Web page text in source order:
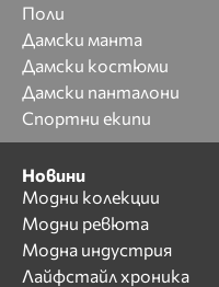
Поли
Дамски манта
Дамски костюми
Дамски панталони
Спортни екипи
Новини
Модни колекции
Модни ревюта
Модна индустрия
Лайфстайл хроника